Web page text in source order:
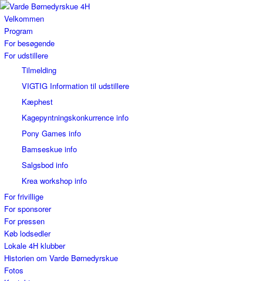
Velkommen
Program
For besøgende
For udstillere
Tilmelding
VIGTIG Information til udstillere
Kæphest
Kagepyntningskonkurrence info
Pony Games info
Bamseskue info
Salgsbod info
Krea workshop info
For frivillige
For sponsorer
For pressen
Køb lodsedler
Lokale 4H klubber
Historien om Varde Børnedyrskue
Fotos